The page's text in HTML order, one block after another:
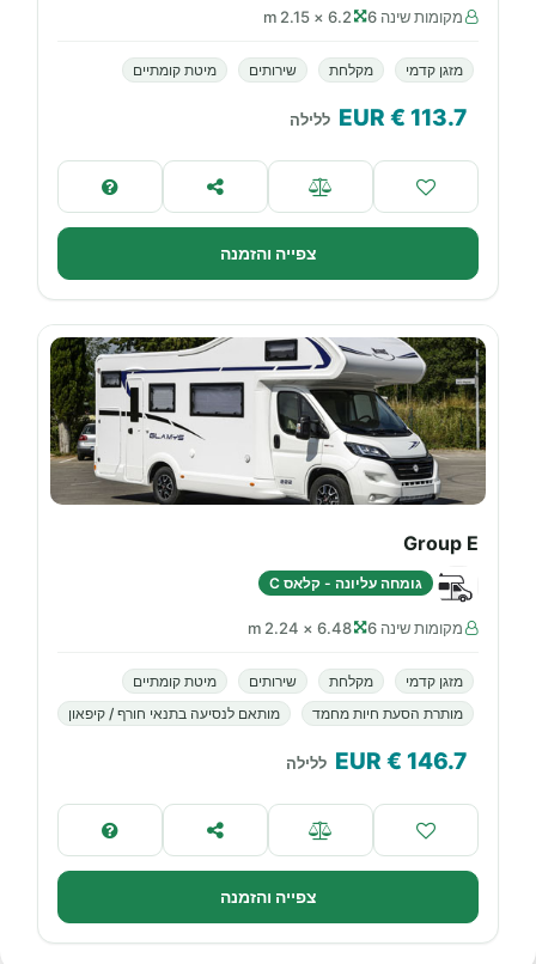
מקומות שינה 6 6.2 × 2.15 m
מזגן קדמי מקלחת שירותים מיטת קומתיים
113.7
€ EUR ללילה
צפייה והזמנה
Group E
גומחה עליונה - קלאס C
מקומות שינה 6 6.48 × 2.24 m
מזגן קדמי מקלחת שירותים
מיטת קומתיים
מותרת הסעת חיות מחמד
מותאם לנסיעה בתנאי חורף / קיפאון
146.7
€ EUR ללילה
צפייה והזמנה